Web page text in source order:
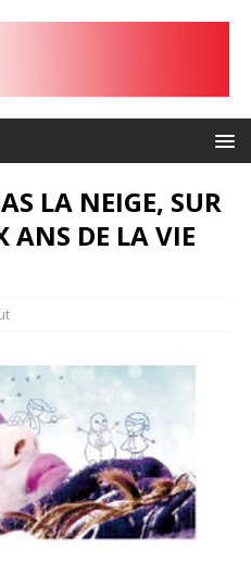
LA NEIGE, SUR
ANS DE LA VIE